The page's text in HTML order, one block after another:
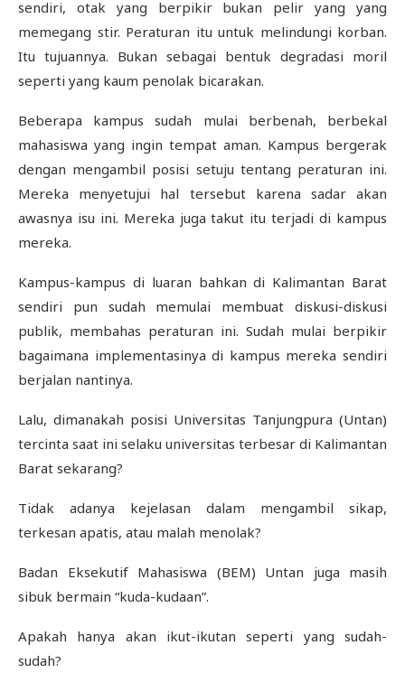
sendiri, otak yang berpikir bukan pelir yang yang
memegang stir. Peraturan itu untuk melindungi korban.
Itu tujuannya. Bukan sebagai bentuk degradasi moril
seperti yang kaum penolak bicarakan.
Beberapa kampus sudah mulai berbenah, berbekal
mahasiswa yang ingin tempat aman. Kampus bergerak
dengan mengambil posisi setuju tentang peraturan ini.
Mereka menyetujui hal tersebut karena sadar akan
awasnya isu ini. Mereka juga takut itu terjadi di kampus
mereka.
Kampus-kampus di luaran bahkan di Kalimantan Barat
sendiri pun sudah memulai membuat diskusi-diskusi
publik, membahas peraturan ini. Sudah mulai berpikir
bagaimana implementasinya di kampus mereka sendiri
berjalan nantinya.
Lalu, dimanakah posisi Universitas Tanjungpura (Untan)
tercinta saat ini selaku universitas terbesar di Kalimantan
Barat sekarang?
Tidak adanya kejelasan dalam mengambil sikap,
terkesan apatis, atau malah menolak?
Badan Eksekutif Mahasiswa (BEM) Untan juga masih
sibuk bermain “kuda-kudaan”.
Apakah hanya akan ikut-ikutan seperti yang sudah-
sudah?